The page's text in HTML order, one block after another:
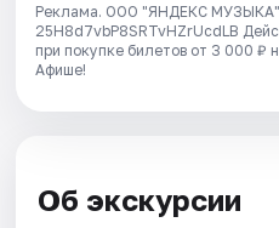
Реклама. ООО "ЯНДЕКС
25H8d7vbP8SRTvHZrUcdLB
при покупке билетов от 3 000 ₽
Афише!
Об экскурсии